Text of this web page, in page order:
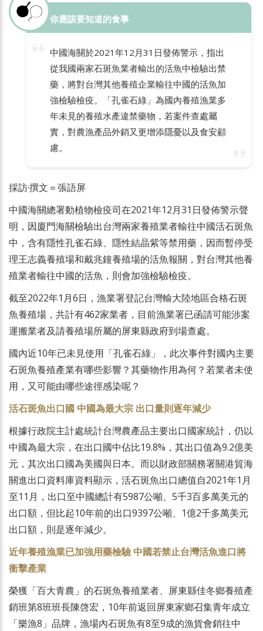
你應該要知道的食事
中國海關於2021年12月31日發佈警示，指出
從我國兩家石斑魚業者輸出的活魚中檢驗出禁
藥，將對台灣其他養殖企業輸往中國的活魚加
強檢驗檢疫。「孔雀石綠」為國內養殖漁業多
年未見的養殖水產違禁藥物，若案件查處屬
實，對農漁產品外銷又更增添隱憂以及食安顧
慮。
採訪·撰文＝張語屏
中國海關總署動植物檢疫司在2021年12月31日發佈警示聲
明，因廈門海關檢驗出台灣兩家養殖業者輸往中國活石斑魚
中，含有隱性孔雀石綠、隱性結晶紫等禁用藥，因而暫停受
理王志義養殖場和戴兆鐘養殖場的活魚報關，對台灣其他養
殖業者輸往中國的活魚，則會加強檢驗檢疫。
截至2022年1月6日，漁業署登記台灣輸大陸地區合格石斑
魚養殖場，共計有462家業者，目前漁業署已函請可能涉案
運搬業者及請養殖場所屬的屏東縣政府到場查處。
國內近10年已未見使用「孔雀石綠」，此次事件對國內主要
石斑魚養殖產業有哪些影響？其藥物作用為何？若業者未使
用，又可能由哪些途徑感染呢？
活石斑魚出口國 中國為最大宗 出口量則逐年減少
根據行政院主計處統計台灣農產品主要出口國家統計，仍以
中國為最大宗，在出口國中佔比19.8%，其出口值為9.2億美
元，其次出口國為美國與日本。而以財政部關務署關港貿海
關進出口資料庫資料顯示，活石斑魚出口總值自2021年1月
至11月，出口至中國總計有5987公噸、5千3百多萬美元的
出口額，但比起10年前的出口9397公噸、1億2千多萬美元
出口額，則是逐年減少。
近年養殖漁業已加強用藥檢驗 中國若禁止台灣活魚進口將
衝擊產業
榮獲「百大青農」的石斑魚養殖業者、屏東縣佳冬鄉養殖產
銷班第8班班長陳啓宏，10年前返回屏東家鄉召集青年成立
「樂漁8」品牌，漁場內石斑魚有8至9成的漁貨會銷往中